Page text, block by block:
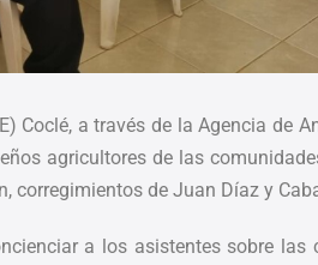
Coclé, a través de la Agencia de
agricultores de las
corregimientos de Juan Díaz y
a los asistentes sobre las